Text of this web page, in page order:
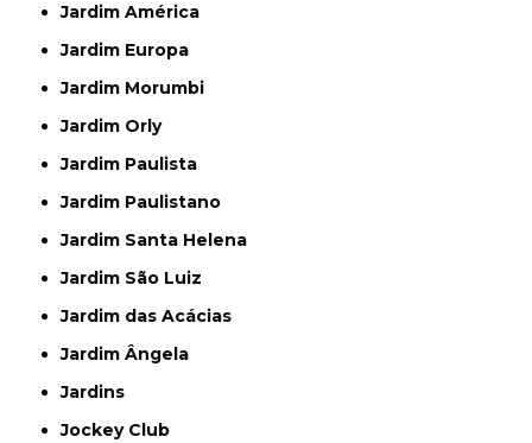
Jardim América
Jardim Europa
Jardim Morumbi
Jardim Orly
Jardim Paulista
Jardim Paulistano
Jardim Santa Helena
Jardim São Luiz
Jardim das Acácias
Jardim Ângela
Jardins
Jockey Club